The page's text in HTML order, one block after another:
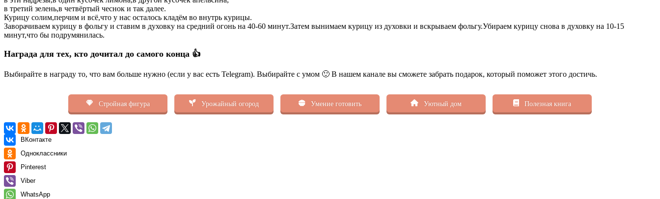
в третий зелень,в четвёртый чеснок и так далее.
Курицу солим,перчим и всё,что у нас осталось кладём во внутрь курицы.
Заворачиваем курицу в фольгу и ставим в духовку на средний огонь на 40-60 минут.Затем вынимаем курицу из духовки и вскрываем фольгу.Убираем курицу снова в духовку на 10-15
минут,что бы подрумянилась.
Награда для тех, кто дочитал до самого конца 👍
Выбирайте в награду то, что вам больше нужно (если у вас есть Telegram). Выбирайте с умом 🙂 В нашем канале вы сможете забрать подарок, который поможет этого достичь.
Стройная фигура Урожайный огород Умение готовить Уютный дом Полезная книга
ВКонтакте
Одноклассники
Pinterest
Viber
WhatsApp